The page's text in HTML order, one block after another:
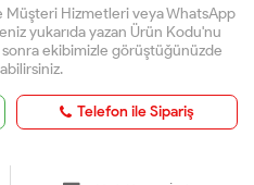
Müşteri Hizmetleri veya WhatsApp
yukarıda yazan Ürün Kodu'nu
sonra ekibimizle görüştüğünüzde
Telefon ile Sipariş